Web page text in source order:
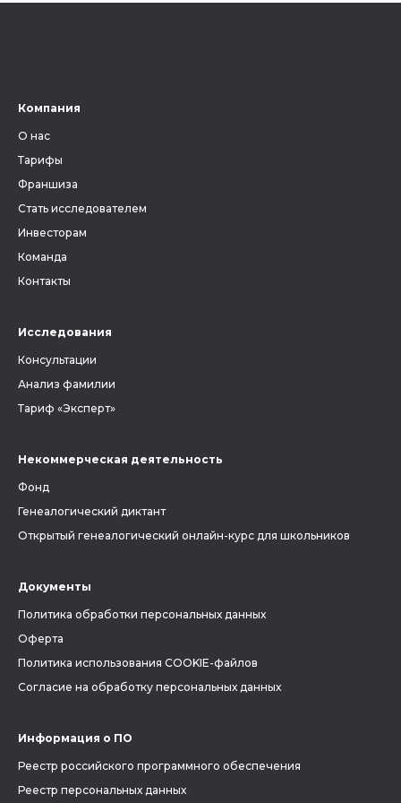
документы, связанные с
людьми, которых вы ищете.
Компания
О нас
Тарифы
Франшиза
Стать исследователем
Инвесторам
Команда
Контакты
Исследования
Консультации
Анализ фамилии
Тариф «Эксперт»
Некоммерческая деятельность
Фонд
Генеалогический диктант
Открытый генеалогический онлайн-курс для школьников
Документы
Политика обработки персональных данных
Оферта
Политика использования COOKIE-файлов
Согласие на обработку персональных данных
Информация о ПО
Реестр российского программного обеспечения
Реестр персональных данных